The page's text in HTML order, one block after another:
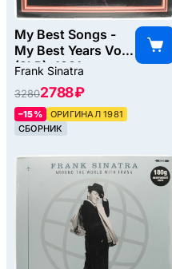
My Best Songs -
My Best Years Vol.1
(2LP), 1981
Frank Sinatra
32802788 ₽
–15%
ОРИГИНАЛ 1981
СБОРНИК